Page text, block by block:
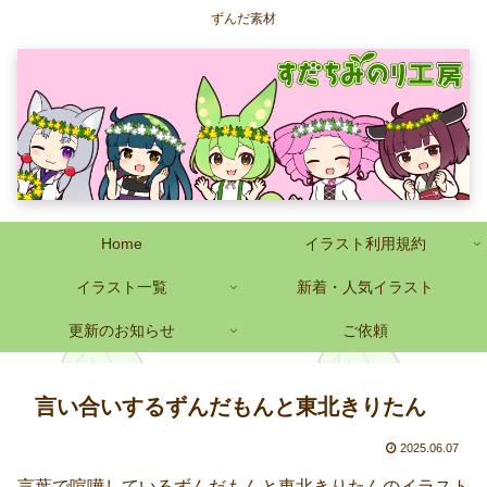
ずんだ素材
Home イラスト利用規約
イラスト一覧 新着・人気イラスト
更新のお知らせ ご依頼
言い合いするずんだもんと東北きりたん
2025.06.07